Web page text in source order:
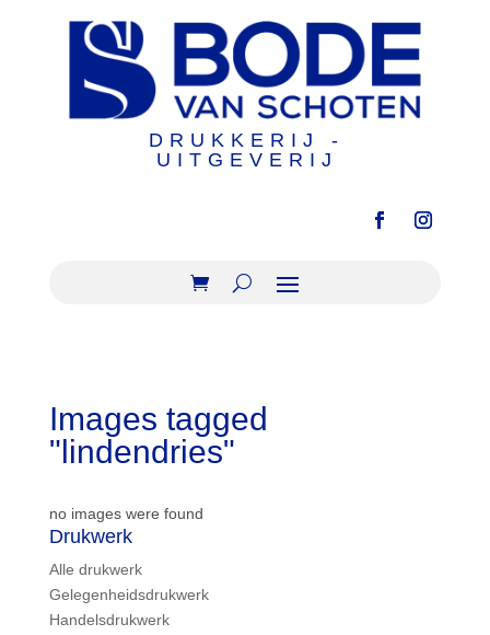
DRUKKERIJ -
UITGEVERIJ
Images tagged
"lindendries"
no images were found
Drukwerk
Alle drukwerk
Gelegenheidsdrukwerk
Handelsdrukwerk